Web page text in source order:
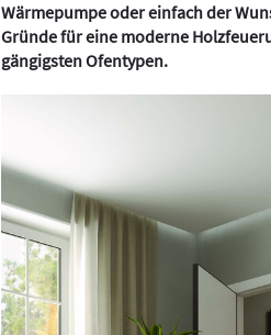
Wärmepumpe oder einfach der
Gründe für eine moderne
gängigsten Ofentypen.